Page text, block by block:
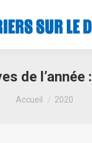
de l’année :
Vous êtes ici :
Accueil 2020